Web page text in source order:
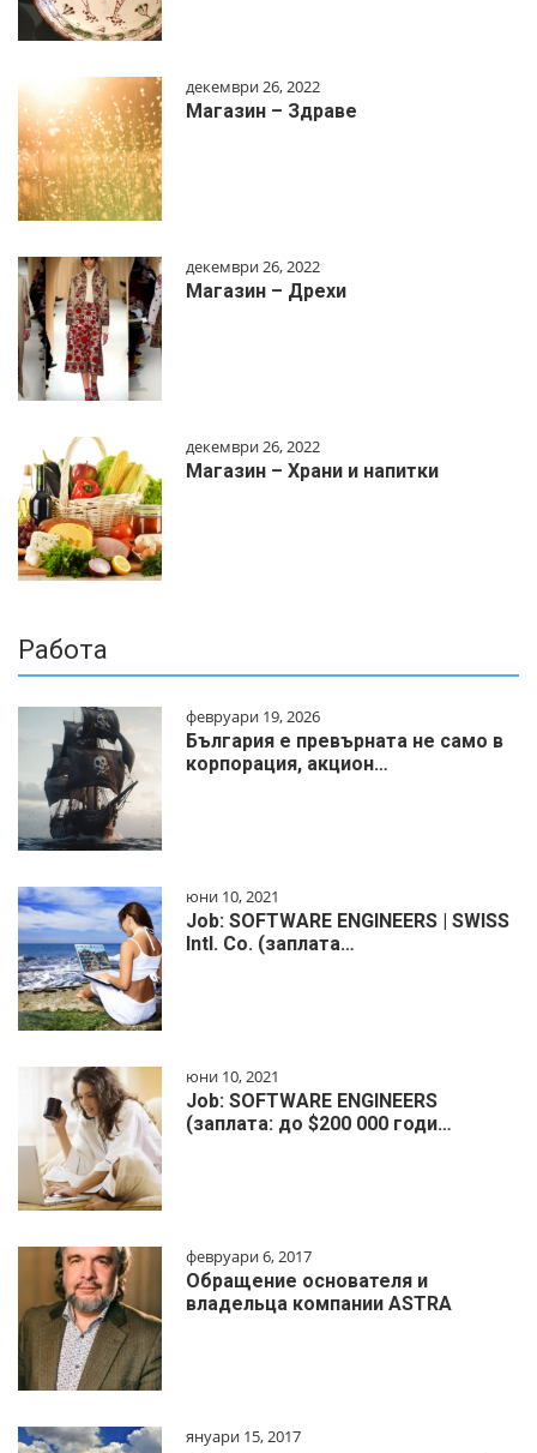
декември 26, 2022
Магазин – Здраве
декември 26, 2022
Магазин – Дрехи
декември 26, 2022
Магазин – Храни и напитки
Работа
февруари 19, 2026
България е превърната не само в
корпорация, акцион…
юни 10, 2021
Job: SOFTWARE ENGINEERS | SWISS
Intl. Co. (заплата…
юни 10, 2021
Job: SOFTWARE ENGINEERS
(заплата: до $200 000 годи…
февруари 6, 2017
Обращение основателя и
владельца компании ASTRA
януари 15, 2017